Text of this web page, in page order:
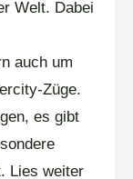
Welt. Dabei
auch um
Züge.
es gibt
Lies weiter